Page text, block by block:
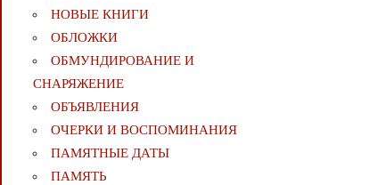
НОВЫЕ КНИГИ
ОБЛОЖКИ
ОБМУНДИРОВАНИЕ И
СНАРЯЖЕНИЕ
ОБЪЯВЛЕНИЯ
ОЧЕРКИ И ВОСПОМИНАНИЯ
ПАМЯТНЫЕ ДАТЫ
ПАМЯТЬ